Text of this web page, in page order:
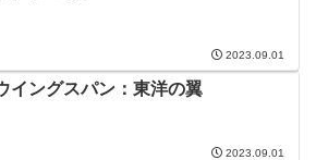
2023.09.01
イングスパン：東洋の翼
2023.09.01